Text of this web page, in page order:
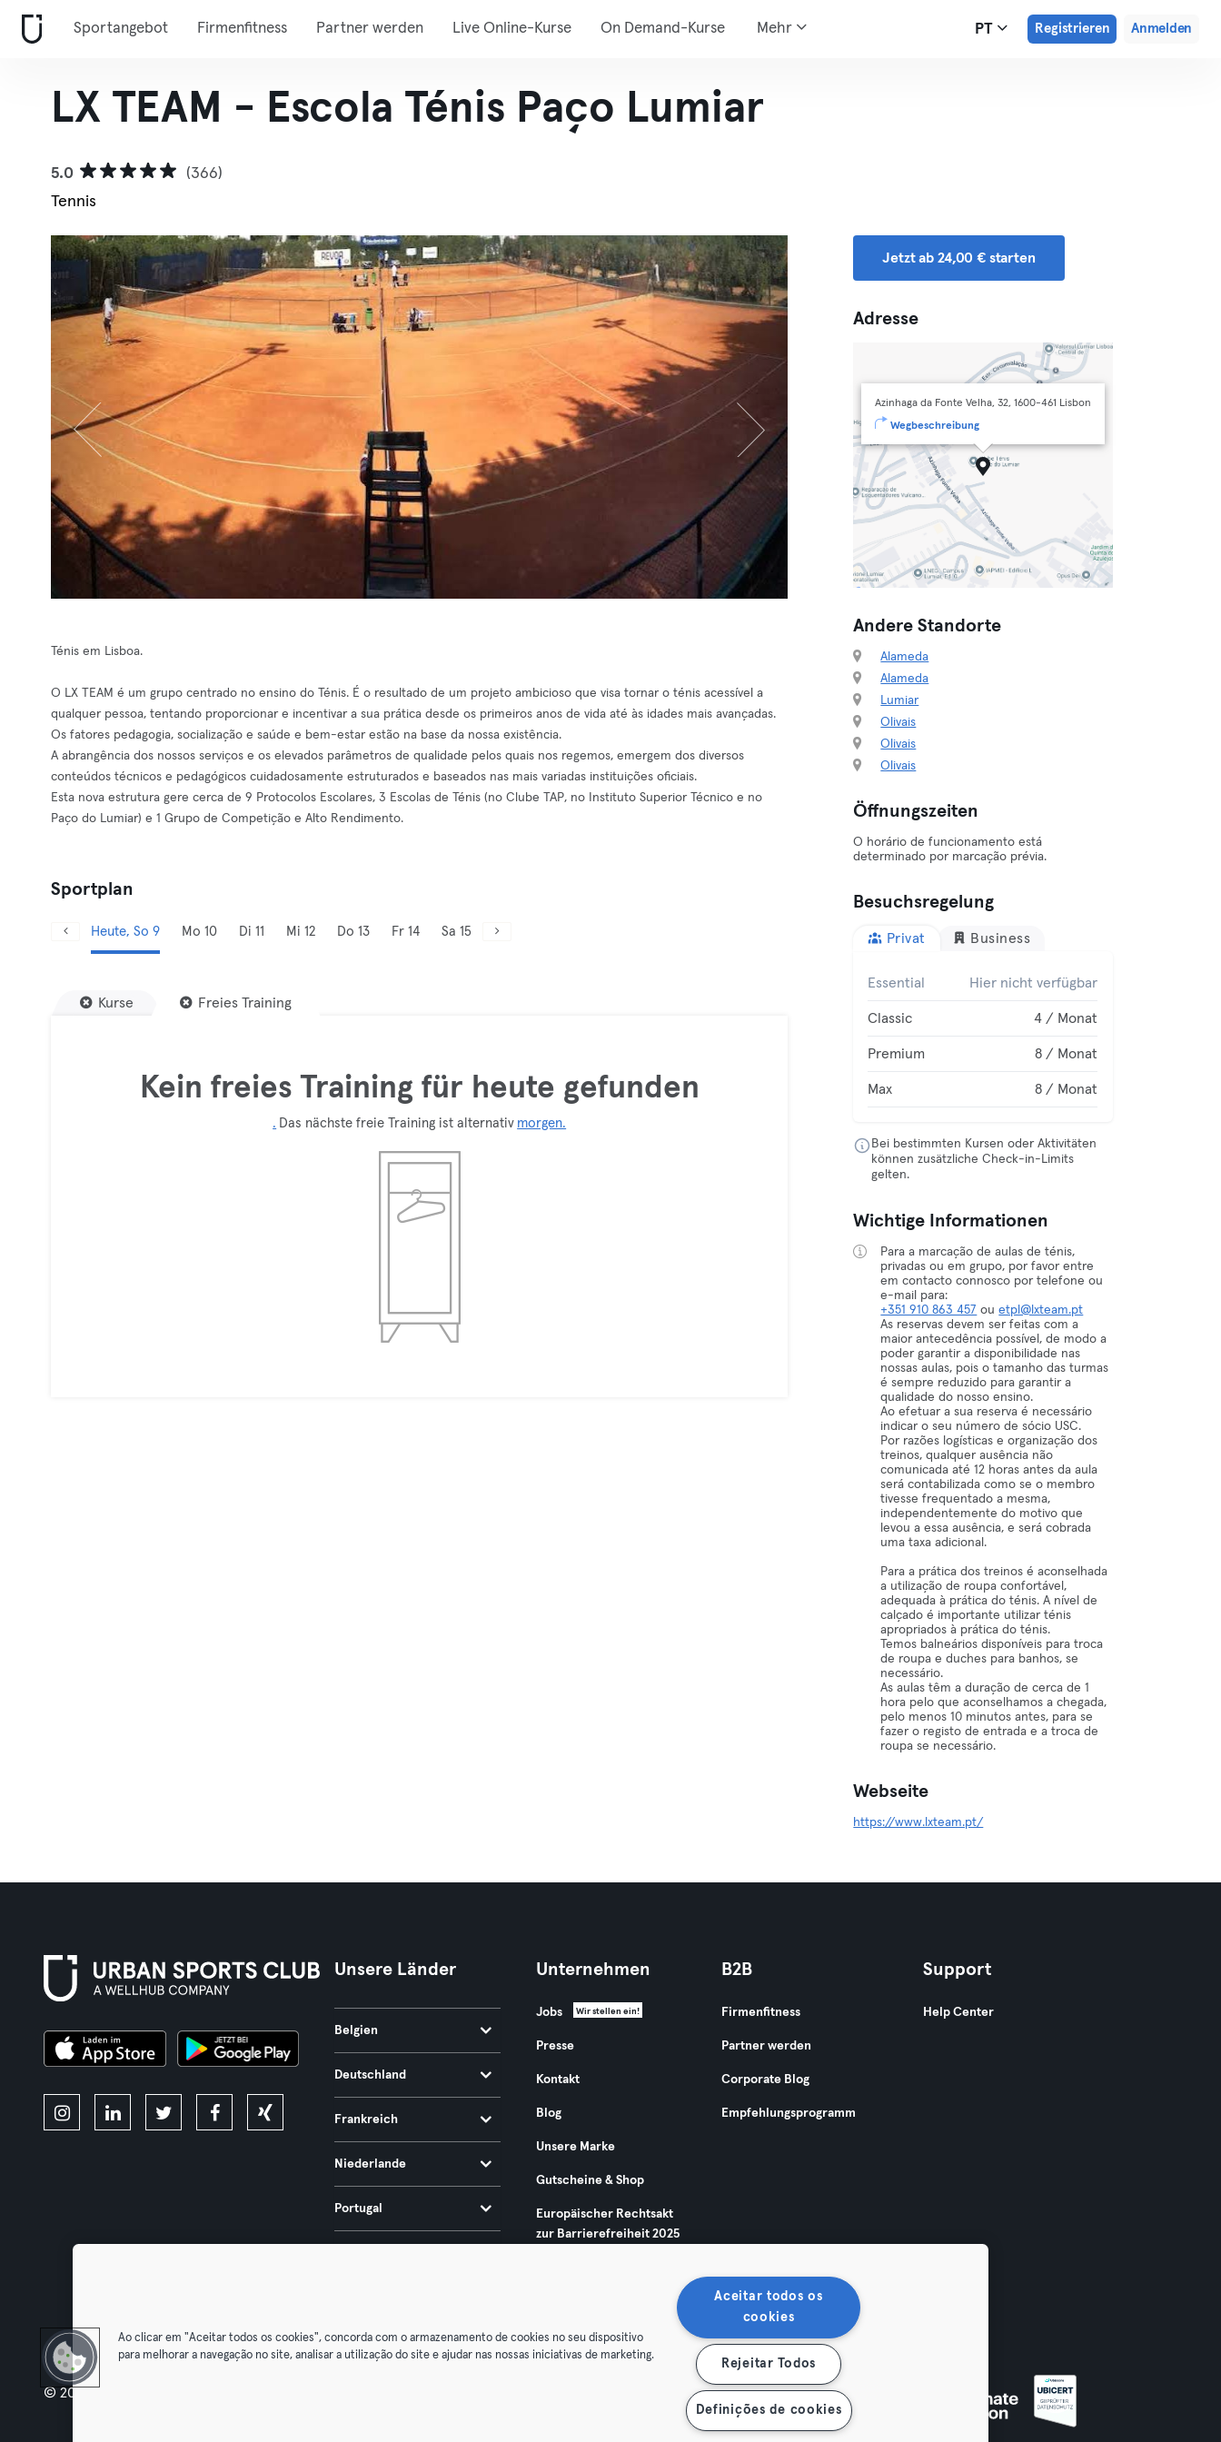
Sportangebot Firmenfitness Partner werden Live Online-Kurse On Demand-Kurse Mehr PT Registrieren Anmelden
LX TEAM - Escola Ténis Paço Lumiar
5.0
(366)
Tennis
Ténis em Lisboa.
O LX TEAM é um grupo centrado no ensino do Ténis. É o resultado de um projeto ambicioso que visa tornar o ténis acessível a
qualquer pessoa, tentando proporcionar e incentivar a sua prática desde os primeiros anos de vida até às idades mais avançadas.
Os fatores pedagogia, socialização e saúde e bem-estar estão na base da nossa existência.
A abrangência dos nossos serviços e os elevados parâmetros de qualidade pelos quais nos regemos, emergem dos diversos
conteúdos técnicos e pedagógicos cuidadosamente estruturados e baseados nas mais variadas instituições oficiais.
Esta nova estrutura gere cerca de 9 Protocolos Escolares, 3 Escolas de Ténis (no Clube TAP, no Instituto Superior Técnico e no
Paço do Lumiar) e 1 Grupo de Competição e Alto Rendimento.
Sportplan
Heute, So 9 Mo 10 Di 11 Mi 12 Do 13 Fr 14 Sa 15
Kurse Freies Training
Kein freies Training für heute gefunden
. Das nächste freie Training ist alternativ morgen.
Jetzt ab 24,00 € starten
Adresse
Azinhaga da Fonte Velha, 32, 1600-461 Lisbon
Wegbeschreibung
Andere Standorte
Alameda
Alameda
Lumiar
Olivais
Olivais
Olivais
Öffnungszeiten
O horário de funcionamento está
determinado por marcação prévia.
Besuchsregelung
Privat Business
Essential Hier nicht verfügbar
Classic 4 / Monat
Premium 8 / Monat
Max 8 / Monat
Bei bestimmten Kursen oder Aktivitäten
können zusätzliche Check-in-Limits
gelten.
Wichtige Informationen
Para a marcação de aulas de ténis,
privadas ou em grupo, por favor entre
em contacto connosco por telefone ou
+351 910 863 457 ouetpl@lxteam.pt
As reservas devem ser feitas com a
maior antecedência possível, de modo a
poder garantir a disponibilidade nas
nossas aulas, pois o tamanho das turmas
é sempre reduzido para garantir a
qualidade do nosso ensino.
Ao efetuar a sua reserva é necessário
indicar o seu número de sócio USC.
Por razões logísticas e organização dos
treinos, qualquer ausência não
comunicada até 12 horas antes da aula
será contabilizada como se o membro
tivesse frequentado a mesma,
independentemente do motivo que
levou a essa ausência, e será cobrada
uma taxa adicional.
Para a prática dos treinos é aconselhada
a utilização de roupa confortável,
adequada à prática do ténis. A nível de
calçado é importante utilizar ténis
apropriados à prática do ténis.
Temos balneários disponíveis para troca
de roupa e duches para banhos, se
necessário.
As aulas têm a duração de cerca de 1
hora pelo que aconselhamos a chegada,
pelo menos 10 minutos antes, para se
fazer o registo de entrada e a troca de
roupa se necessário.
Webseite
https://www.lxteam.pt/
Unsere Länder
Belgien
Deutschland
Frankreich
Niederlande
Portugal
Unternehmen
Jobs Wir stellen ein!
Presse
Kontakt
Blog
Unsere Marke
Gutscheine & Shop
Europäischer Rechtsakt
zur Barrierefreiheit 2025
B2B
Firmenfitness
Partner werden
Corporate Blog
Empfehlungsprogramm
Support
Help Center
© 2026 Urban Sports Group GmbH. All rights reserved. Vertrag hier kündigen Hier Verträge widerrufen
Ao clicar em "Aceitar todos os cookies", concorda com o armazenamento de cookies no seu dispositivo
para melhorar a navegação no site, analisar a utilização do site e ajudar nas nossas iniciativas de marketing.
Aceitar todos os
cookies
Rejeitar Todos
Definições de cookies